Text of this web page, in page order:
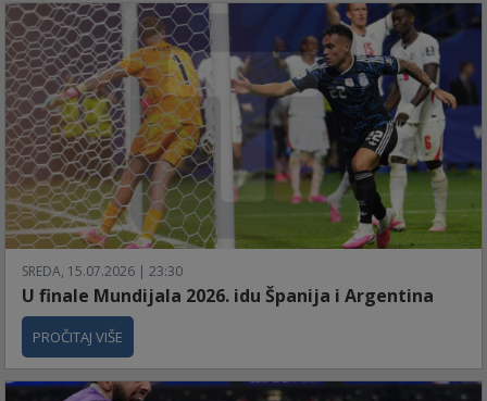
SREDA, 15.07.2026 | 23:30
U finale Mundijala 2026. idu Španija i Argentina
PROČITAJ VIŠE